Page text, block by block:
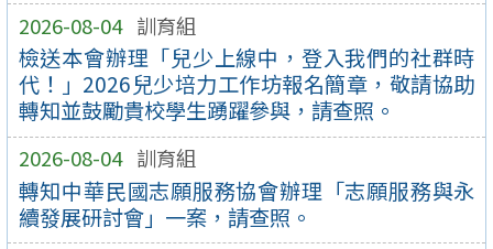
2026-08-04 訓育組
檢送本會辦理「兒少上線中，登入我們的社群時
代！」2026兒少培力工作坊報名簡章，敬請協助
轉知並鼓勵貴校學生踴躍參與，請查照。
2026-08-04 訓育組
轉知中華民國志願服務協會辦理「志願服務與永
續發展研討會」一案，請查照。